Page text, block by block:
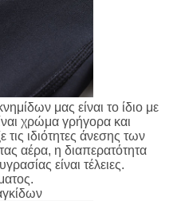
μας είναι το ίδιο με
χρώμα γρήγορα και
τις ιδιότητες άνεσης των
αέρα, η διαπερατότητα
είναι τέλειες.